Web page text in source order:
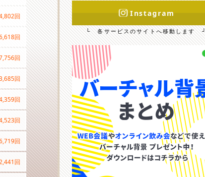
回
回
回
回
回
回
回
回
Instagram
└ 各サービスのサイトへ移動します ┘